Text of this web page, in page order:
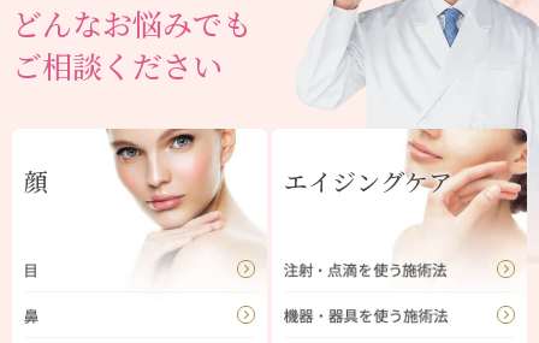
どんなお悩みでも
ご相談ください
顔 エイジングケア